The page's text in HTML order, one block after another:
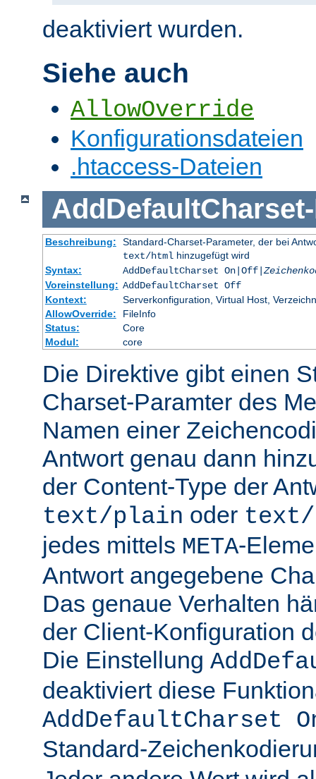
deaktiviert wurden.
Siehe auch
AllowOverride
Konfigurationsdateien
.htaccess-Dateien
AddDefaultCharset-
Beschreibung:
Standard-Charset-Parameter, der bei
text/html hinzugefügt wird
Syntax:
AddDefaultCharset On|Off|
Voreinstellung: AddDefaultCharset Off
Kontext:
Serverkonfiguration, Virtual Host,
AllowOverride:
FileInfo
Status:
Core
Modul:
core
Die Direktive gibt einen
Charset-Paramter des
Namen einer
Antwort genau dann
der Content-Type der
text/plain oder text/
jedes mittels META-
Antwort angegebene
Das genaue Verhalten
der Client-Konfiguration
Die Einstellung
deaktiviert diese
AddDefaultCharset
Standard-